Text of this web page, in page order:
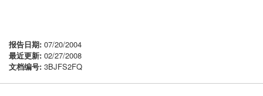
报告日期: 07/20/2004
最近更新: 02/27/2008
文档编号: 3BJFS2FQ